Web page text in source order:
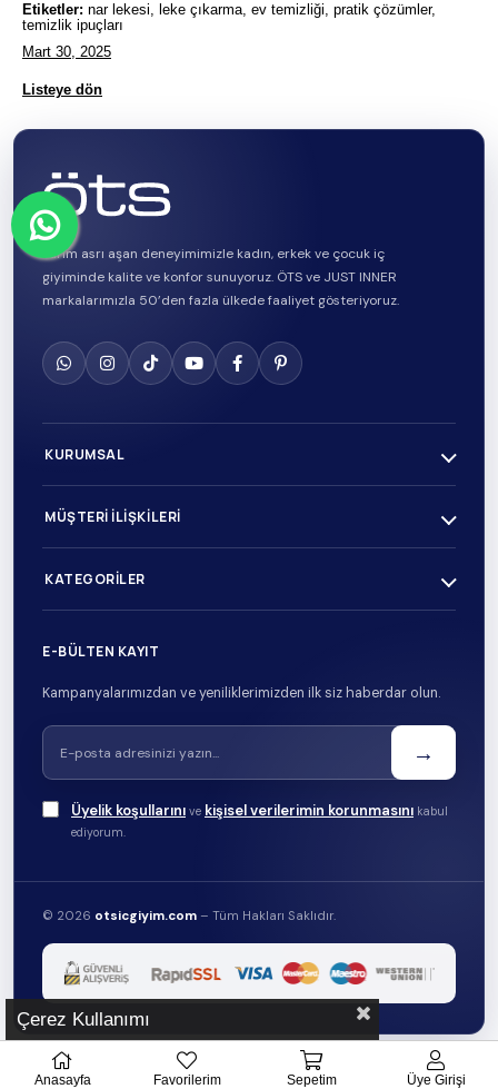
Etiketler: nar lekesi, leke çıkarma, ev temizliği, pratik çözümler,
temizlik ipuçları
Mart 30, 2025
Listeye dön
Yarım asrı aşan deneyimimizle kadın, erkek ve çocuk iç
giyiminde kalite ve konfor sunuyoruz. ÖTS ve JUST INNER
markalarımızla 50’den fazla ülkede faaliyet gösteriyoruz.
KURUMSAL
MÜŞTERI İLIŞKILERI
KATEGORILER
E-BÜLTEN KAYIT
Kampanyalarımızdan ve yeniliklerimizden ilk siz haberdar olun.
→
Üyelik koşullarını ve kişisel verilerimin korunmasını kabul
ediyorum.
© 2026 otsicgiyim.com – Tüm Hakları Saklıdır.
Çerez Kullanımı
Anasayfa Favorilerim Sepetim Üye Girişi